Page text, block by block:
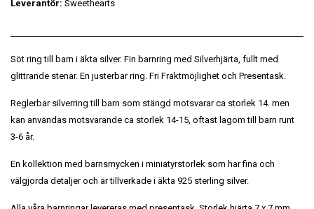
Leverantör: Sweethearts
Söt ring till barn i äkta silver. Fin barnring med Silverhjärta, fullt med
glittrande stenar. En justerbar ring. Fri Fraktmöjlighet och Presentask.
Reglerbar silverring till barn som stängd motsvarar ca storlek 14. men
kan användas motsvarande ca storlek 14-15, oftast lagom till barn runt
3-6 år.
En kollektion med barnsmycken i miniatyrstorlek som har fina och
välgjorda detaljer och är tillverkade i äkta 925 sterling silver.